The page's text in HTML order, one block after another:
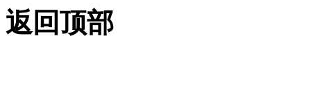
返回顶部